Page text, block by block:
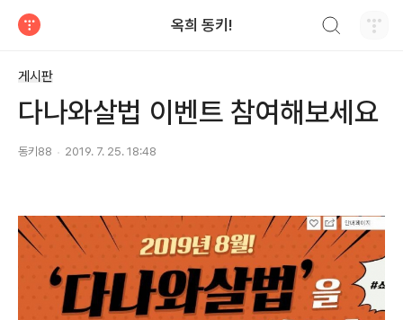
옥희 동키!
게시판
다나와살법 이벤트 참여해보세요
동키88 2019. 7. 25. 18:48